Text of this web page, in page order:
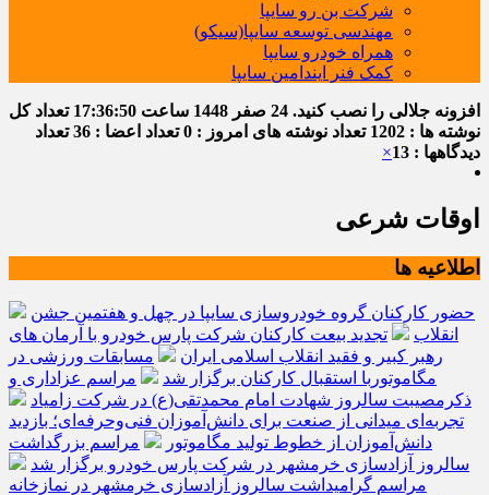
شرکت بن رو سایپا
مهندسی توسعه سایپا(سیکو)
همراه خودرو سایپا
کمک فنر ایندامین سایپا
افزونه جلالی را نصب کنید. 24 صفر 1448 ساعت 17:36:51 تعداد کل
نوشته ها : 1202
تعداد نوشته های امروز : 0 تعداد اعضا : 36
تعداد
دیدگاهها : 13
×
اوقات شرعی
اطلاعیه ها
حضور کارکنان گروه خودروسازی سایپا در چهل و هفتمین جشن
انقلاب
تجدید بیعت کارکنان شرکت پارس خودرو با آرمان های
رهبر کبیر و فقید انقلاب اسلامی ایران
مسابقات ورزشی در
مگاموتوربا استقبال کارکنان برگزار شد
مراسم عزاداری و
ذکرمصیبت سالروز شهادت امام محمدتقی(ع) در شرکت زامیاد
تجربه‌ای میدانی از صنعت برای دانش‌آموزان فنی‌وحرفه‌ای؛ بازدید
دانش‌آموزان از خطوط تولید مگاموتور
مراسم بزرگداشت
سالروز آزادسازی خرمشهر در شرکت پارس خودرو برگزار شد
مراسم گرامیداشت سالروز آزادسازی خرمشهر در نمازخانه